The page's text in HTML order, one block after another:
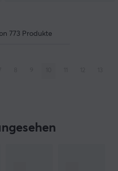
773Produkte